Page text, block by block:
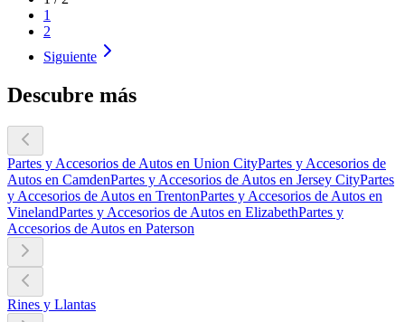
1
2
Siguiente
Descubre más
Partes y Accesorios de Autos en Union CityPartes y Accesorios de
Autos en CamdenPartes y Accesorios de Autos en Jersey CityPartes
y Accesorios de Autos en TrentonPartes y Accesorios de Autos en
VinelandPartes y Accesorios de Autos en ElizabethPartes y
Accesorios de Autos en Paterson
Rines y Llantas